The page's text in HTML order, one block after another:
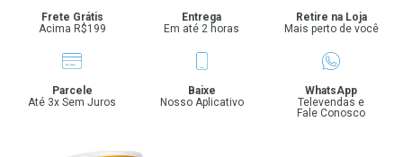
Frete Grátis
Acima R$199
Entrega
Em até 2 horas
Retire na Loja
Mais perto de você
Parcele
Até 3x Sem Juros
Baixe
Nosso Aplicativo
WhatsApp
Televendas e
Fale Conosco